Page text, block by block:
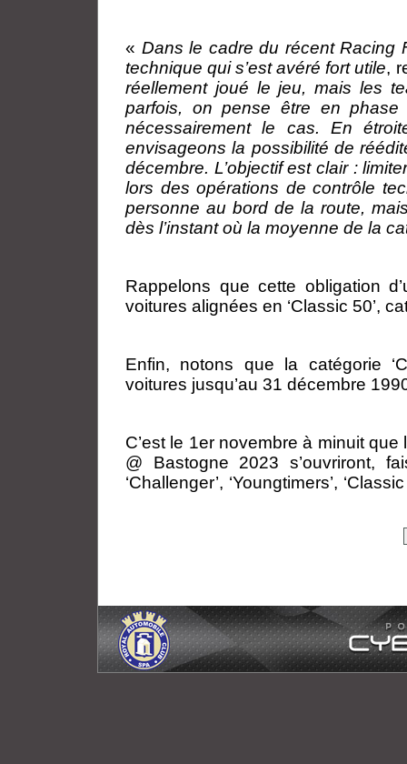
« Dans le cadre du récent Racing
technique qui s’est avéré fort utile,
réellement joué le jeu, mais les
parfois, on pense être en
nécessairement le cas. En
envisageons la possibilité de
décembre. L’objectif est clair :
lors des opérations de contrôle
personne au bord de la route,
dès l’instant où la moyenne de la
Rappelons que cette obligation
voitures alignées en ‘Classic 50’,
Enfin, notons que la catégorie
voitures jusqu’au 31 décembre
C’est le 1er novembre à minuit
@ Bastogne 2023 s’ouvriront,
‘Challenger’, ‘Youngtimers’,